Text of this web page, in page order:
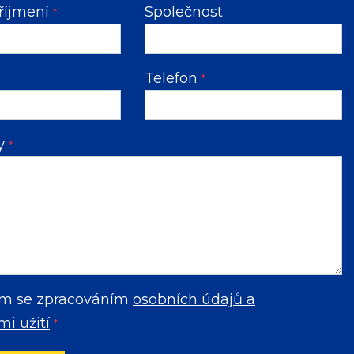
* Společnost
Telefon *
*
se zpracováním osobních údajů a
užití *